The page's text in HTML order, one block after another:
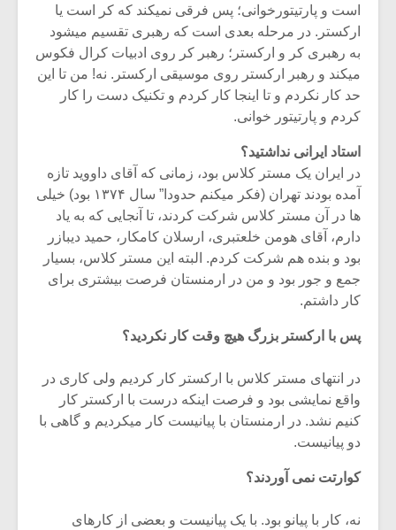
است و پارتیتورخوانی؛ پس فرقی نمیکند که کر است یا
ارکستر. در مرحله بعدی است که رهبری تقسیم میشود
به رهبری کر و ارکستر؛ رهبر کر روی ادبیات کرال فکوس
میکند و رهبر ارکستر روی موسیقی ارکستر. نه! من تا این
حد کار نکردم و تا اینجا کار کردم و تکنیک دست را کار
کردم و پارتیتور خوانی.
استاد ایرانی نداشتید؟
در ایران یک مستر کلاس بود، زمانی که آقای داووید تازه
آمده بودند تهران (فکر میکنم حدودا” سال ۱۳۷۴ بود) خیلی
ها در آن مستر کلاس شرکت کردند، تا آنجایی که به یاد
دارم، آقای هومن خلعتبری، ارسلان کامکار، حمید دیبازر
بود و بنده هم شرکت کردم. البته این مستر کلاس، بسیار
جمع و جور بود و من در ارمنستان فرصت بیشتری برای
کار داشتم.
پس با ارکستر بزرگ هیچ وقت کار نکردید؟
در انتهای مستر کلاس با ارکستر کار کردیم ولی کاری در
واقع نمایشی بود و فرصت اینکه درست با ارکستر کار
کنیم نشد. در ارمنستان با پیانیست کار میکردیم و گاهی با
دو پیانیست.
کوارتت نمی آوردند؟
نه، کار با پیانو بود. با یک پیانیست و بعضی از کارهای